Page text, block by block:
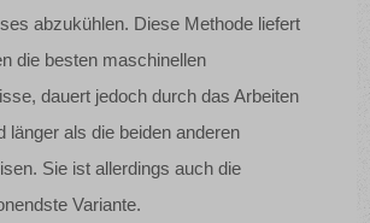
abzukühlen. Diese Methode liefert
die besten maschinellen
dauert jedoch durch das Arbeiten
länger als die beiden anderen
Sie ist allerdings auch die
Variante.